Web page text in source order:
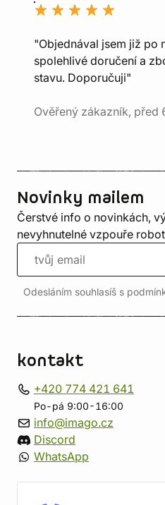
"Objednával jsem již po
spolehlivé doručení a
stavu. Doporučuji"
Ověřený zákazník, před
Novinky mailem
Čerstvé info o novinkách,
nevyhnutelné vzpouře
Odesláním souhlasíš s
kontakt
+420 774 421 641
Po-pá 9:00-16:00
info@imago.cz
Discord
WhatsApp